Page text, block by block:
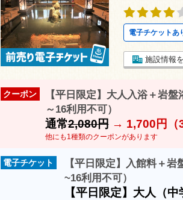
電子チケットあ
施設情報
クーポン
【平日限定】大人入浴＋岩
～16利用不可）
通常2,080円→ 1,700円（
他にも1種類のクーポンがあります
電子チケット
【平日限定】入館料＋
~16利用不可）
【平日限定】大人（